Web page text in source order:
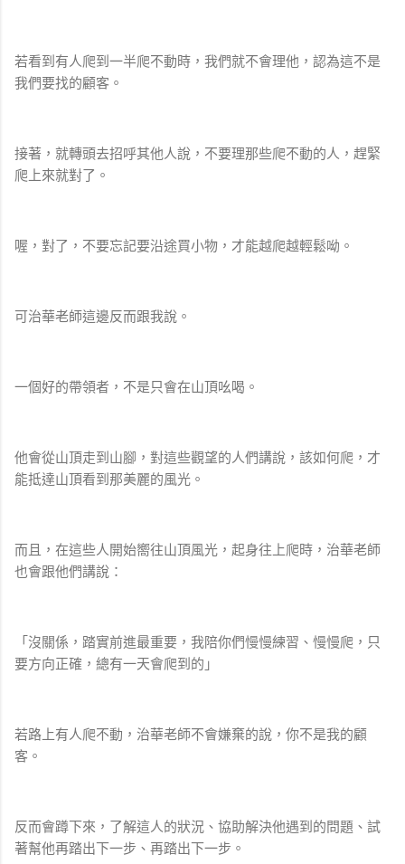
若看到有人爬到一半爬不動時，我們就不會理他，認為這不是
我們要找的顧客。
接著，就轉頭去招呼其他人說，不要理那些爬不動的人，趕緊
爬上來就對了。
喔，對了，不要忘記要沿途買小物，才能越爬越輕鬆呦。
可治華老師這邊反而跟我說。
一個好的帶領者，不是只會在山頂吆喝。
他會從山頂走到山腳，對這些觀望的人們講說，該如何爬，才
能抵達山頂看到那美麗的風光。
而且，在這些人開始嚮往山頂風光，起身往上爬時，治華老師
也會跟他們講說：
「沒關係，踏實前進最重要，我陪你們慢慢練習、慢慢爬，只
要方向正確，總有一天會爬到的」
若路上有人爬不動，治華老師不會嫌棄的說，你不是我的顧
客。
反而會蹲下來，了解這人的狀況、協助解決他遇到的問題、試
著幫他再踏出下一步、再踏出下一步。